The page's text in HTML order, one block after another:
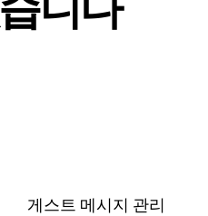
게스트 메⁠시⁠지 관⁠리